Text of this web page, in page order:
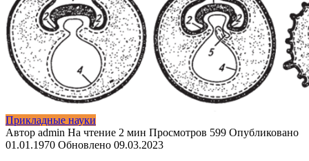
Прикладные науки
Автор admin На чтение 2 мин Просмотров 599 Опубликовано
01.01.1970 Обновлено 09.03.2023